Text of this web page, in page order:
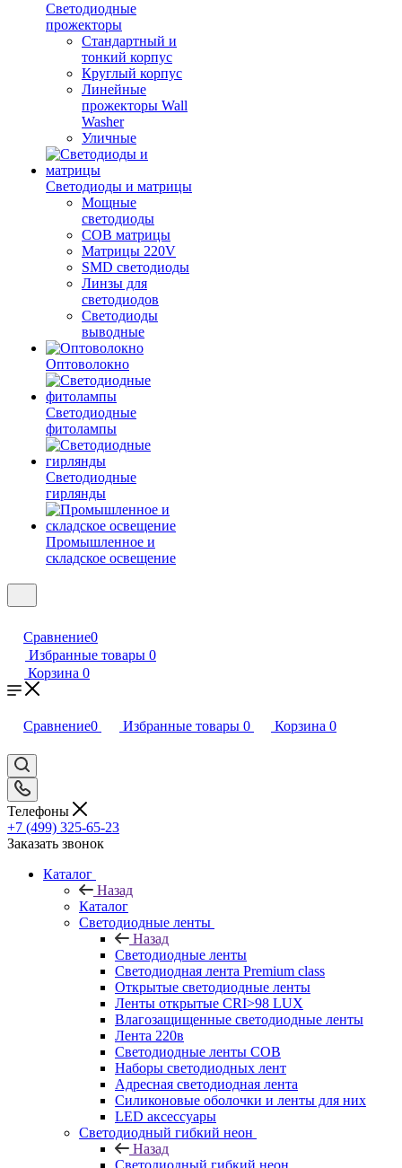
Светодиодные
прожекторы
Стандартный и
тонкий корпус
Круглый корпус
Линейные
прожекторы Wall
Washer
Уличные
Светодиоды и матрицы
Мощные
светодиоды
COB матрицы
Матрицы 220V
SMD светодиоды
Линзы для
светодиодов
Светодиоды
выводные
Оптоволокно
Светодиодные
фитолампы
Светодиодные
гирлянды
Промышленное и
складское освещение
Сравнение0
Избранные товары 0
Корзина 0
Сравнение0 Избранные товары 0 Корзина 0
Телефоны
+7 (499) 325-65-23
Заказать звонок
Каталог
Назад
Каталог
Светодиодные ленты
Назад
Светодиодные ленты
Светодиодная лента Premium class
Открытые светодиодные ленты
Ленты открытые CRI>98 LUX
Влагозащищенные светодиодные ленты
Лента 220в
Светодиодные ленты COB
Наборы светодиодных лент
Адресная светодиодная лента
Силиконовые оболочки и ленты для них
LED аксессуары
Светодиодный гибкий неон
Назад
Светодиодный гибкий неон